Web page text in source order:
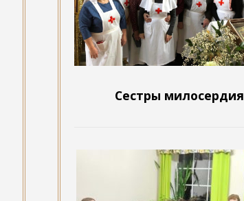
Сестры милосердия